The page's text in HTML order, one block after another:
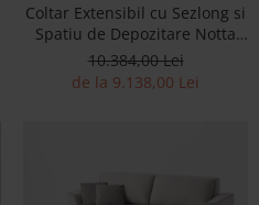
Coltar Extensibil cu Sezlong si
Spatiu de Depozitare Notta
Personalizabil 238-278cm Stil
Contemporan Tapiterie Stofa
10.384,00 Lei
de la 9.138,00 Lei